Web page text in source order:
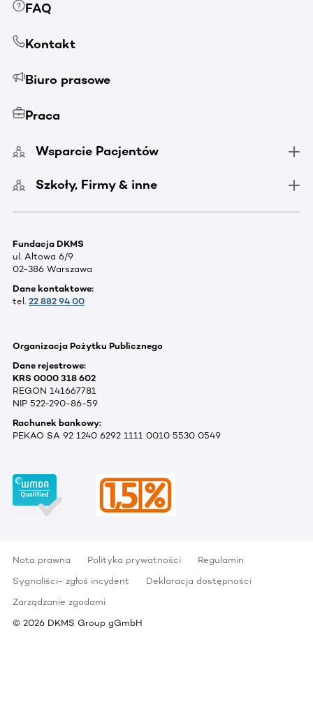
FAQ
Kontakt
Biuro prasowe
Praca
Wsparcie Pacjentów
Szkoły, Firmy & inne
Fundacja DKMS
ul. Altowa 6/9
02-386 Warszawa
Dane kontaktowe:
tel. 22 882 94 00
Organizacja Pożytku Publicznego
Dane rejestrowe:
KRS 0000 318 602
REGON 141667781
NIP 522-290-86-59
Rachunek bankowy:
PEKAO SA 92 1240 6292 1111 0010 5530 0549
Nota prawna Polityka prywatności
Regulamin
Sygnaliści- zgłoś incydent
Deklaracja dostępności
Zarządzanie zgodami
© 2026 DKMS Group gGmbH